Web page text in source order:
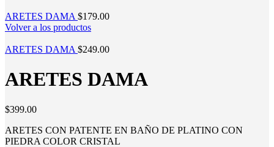
ARETES DAMA $179.00
Volver a los productos
ARETES DAMA $249.00
ARETES DAMA
$399.00
ARETES CON PATENTE EN BAÑO DE PLATINO CON
PIEDRA COLOR CRISTAL